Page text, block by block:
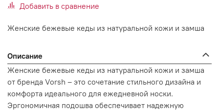
Добавить в сравнение
Женские бежевые кеды из натуральной кожи и замша
Описание
Женские бежевые кеды из натуральной кожи и замша
от бренда Vorsh – это сочетание стильного дизайна и
комфорта идеального для ежедневной носки.
Эргономичная подошва обеспечивает надежную